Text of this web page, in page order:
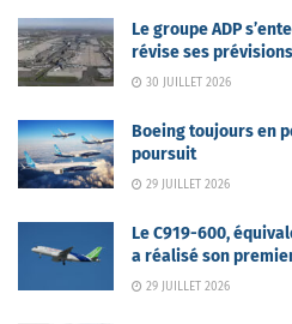
Le groupe ADP
révise ses prévisions
30 JUILLET 2026
Boeing toujours en
poursuit
29 JUILLET 2026
Le C919-600,
a réalisé son
29 JUILLET 2026